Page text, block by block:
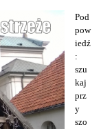
Pod
pow
iedź
:
szu
kaj
prz
y
szo